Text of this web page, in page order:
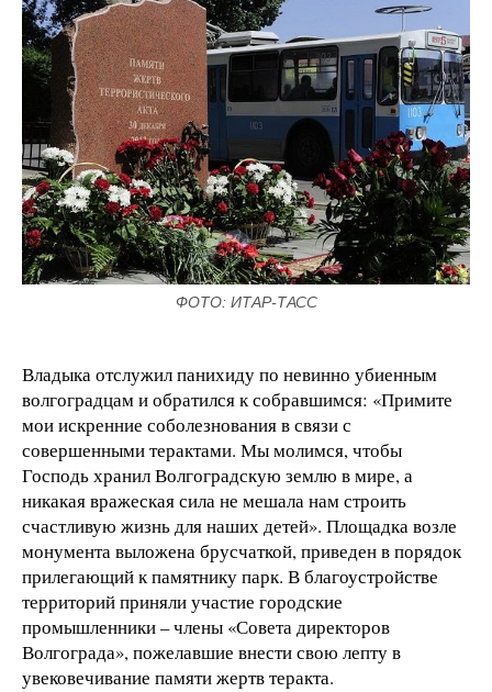
ФОТО: ИТАР-ТАСС
Владыка отслужил панихиду по невинно убиенным
волгоградцам и обратился к собравшимся: «Примите
мои искренние соболезнования в связи с
совершенными терактами. Мы молимся, чтобы
Господь хранил Волгоградскую землю в мире, а
никакая вражеская сила не мешала нам строить
счастливую жизнь для наших детей». Площадка возле
монумента выложена брусчаткой, приведен в порядок
прилегающий к памятнику парк. В благоустройстве
территорий приняли участие городские
промышленники – члены «Совета директоров
Волгограда», пожелавшие внести свою лепту в
увековечивание памяти жертв теракта.